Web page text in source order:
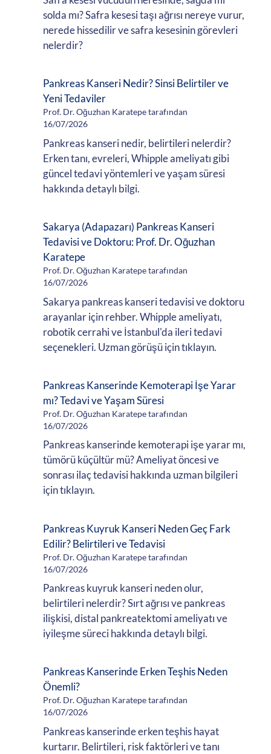
solda mı? Safra kesesi taşı ağrısı nereye vurur,
nerede hissedilir ve safra kesesinin görevleri
nelerdir?
Pankreas Kanseri Nedir? Sinsi Belirtiler ve
Yeni Tedaviler
Prof. Dr. Oğuzhan Karatepe tarafından
16/07/2026
Pankreas kanseri nedir, belirtileri nelerdir?
Erken tanı, evreleri, Whipple ameliyatı gibi
güncel tedavi yöntemleri ve yaşam süresi
hakkında detaylı bilgi.
Sakarya (Adapazarı) Pankreas Kanseri
Tedavisi ve Doktoru: Prof. Dr. Oğuzhan
Karatepe
Prof. Dr. Oğuzhan Karatepe tarafından
16/07/2026
Sakarya pankreas kanseri tedavisi ve doktoru
arayanlar için rehber. Whipple ameliyatı,
robotik cerrahi ve İstanbul'da ileri tedavi
seçenekleri. Uzman görüşü için tıklayın.
Pankreas Kanserinde Kemoterapi İşe Yarar
mı? Tedavi ve Yaşam Süresi
Prof. Dr. Oğuzhan Karatepe tarafından
16/07/2026
Pankreas kanserinde kemoterapi işe yarar mı,
tümörü küçültür mü? Ameliyat öncesi ve
sonrası ilaç tedavisi hakkında uzman bilgileri
için tıklayın.
Pankreas Kuyruk Kanseri Neden Geç Fark
Edilir? Belirtileri ve Tedavisi
Prof. Dr. Oğuzhan Karatepe tarafından
16/07/2026
Pankreas kuyruk kanseri neden olur,
belirtileri nelerdir? Sırt ağrısı ve pankreas
ilişkisi, distal pankreatektomi ameliyatı ve
iyileşme süreci hakkında detaylı bilgi.
Pankreas Kanserinde Erken Teşhis Neden
Önemli?
Prof. Dr. Oğuzhan Karatepe tarafından
16/07/2026
Pankreas kanserinde erken teşhis hayat
kurtarır. Belirtileri, risk faktörleri ve tanı